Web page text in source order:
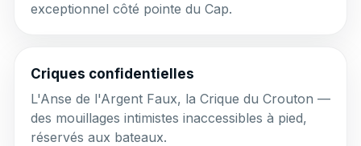
exceptionnel côté pointe du Cap.
Criques confidentielles
L'Anse de l'Argent Faux, la Crique du Crouton —
des mouillages intimistes inaccessibles à pied,
réservés aux bateaux.